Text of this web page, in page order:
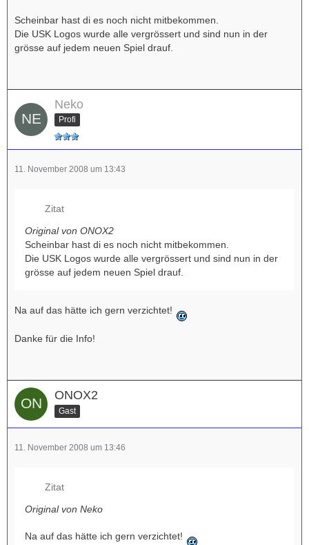
Scheinbar hast di es noch nicht mitbekommen.
Die USK Logos wurde alle vergrössert und sind nun in der
grösse auf jedem neuen Spiel drauf.
Neko
Profi
11. November 2008 um 13:43
Zitat
Original von ONOX2
Scheinbar hast di es noch nicht mitbekommen.
Die USK Logos wurde alle vergrössert und sind nun in der
grösse auf jedem neuen Spiel drauf.
Na auf das hätte ich gern verzichtet!
Danke für die Info!
ONOX2
Gast
11. November 2008 um 13:46
Zitat
Original von Neko
Na auf das hätte ich gern verzichtet!